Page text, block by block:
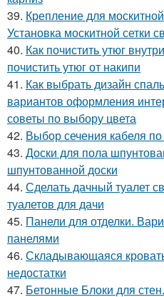
39. Крепление для
Установка москитной сетки
40. Как почистить утюг
почистить утюг от накипи
41. Как выбрать дизайн
вариантов оформления
советы по выбору цвета
42. Выбор сечения кабеля
43. Доски для пола
шпунтованной доски
44. Сделать дачный туалет
туалетов для дачи
45. Панели для отделки.
панелями
46. Складывающаяся
недостатки
47. Бетонные Блоки для